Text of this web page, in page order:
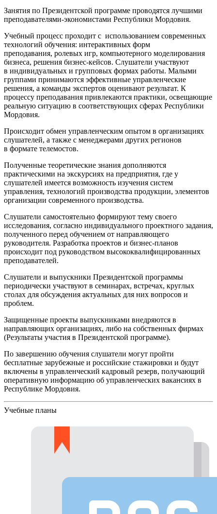
Занятия по Президентской программе проводятся лучшими
преподавателями-экономистами Республики Мордовия.
Учебный процесс проходит с использованием современных
технологий обучения: интерактивных форм
преподавания, ролевых игр, компьютерного моделирования
бизнеса, решения бизнес-кейсов. Слушатели участвуют
в индивидуальных и групповых формах работы. Малыми
группами принимаются эффективные управленческие
решения, а команды экспертов оценивают результат. К
процессу преподавания привлекаются практики, освещающие
реальную ситуацию в соответствующих сферах Республики
Мордовия.
Происходит обмен управленческим опытом в организациях
слушателей, а также с менеджерами других регионов
в формате телемостов.
Полученные теоретические знания дополняются
практическими на экскурсиях на предприятия, где у
слушателей имеется возможность изучения систем
управления, технологий производства продукции, элементов
организации современного производства.
Слушатели самостоятельно формируют тему своего
исследования, согласно индивидуального проектного задания,
полученного перед обучением от направляющего
руководителя. Разработка проектов и бизнес-планов
происходит под руководством высококвалифицированных
преподавателей.
Слушатели и выпускники Президентской программы
периодически участвуют в семинарах, встречах, круглых
столах для обсуждения актуальных для них вопросов и
проблем.
Защищенные проекты выпускниками внедряются в
направляющих организациях, либо на собственных фирмах
(Результаты участия в Президентской программе).
По завершению обучения слушатели могут пройти
бесплатные зарубежные и российские стажировки и будут
включены в управленческий кадровый резерв, получающий
оперативную информацию об управленческих вакансиях в
Республике Мордовия.
Учебные планы